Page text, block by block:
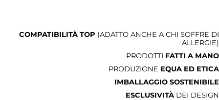
COMPATIBILITÀ TOP (ADATTO ANCHE A CHI SOFFRE DI
ALLERGIE)
PRODOTTI FATTI A MANO
PRODUZIONE EQUA ED ETICA
IMBALLAGGIO SOSTENIBILE
ESCLUSIVITÀ DEI DESIGN